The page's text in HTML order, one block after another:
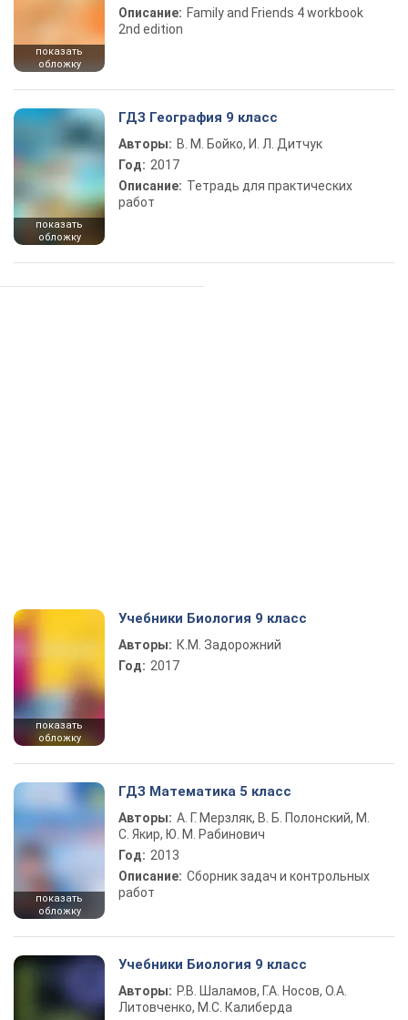
показать
обложку
Описание: Family and Friends 4 workbook
2nd edition
показать
обложку
ГДЗ География 9 класс
Авторы: В. М. Бойко, И. Л. Дитчук
Год: 2017
Описание: Тетрадь для практических
работ
показать
обложку
Учебники Биология 9 класс
Авторы: К.М. Задорожний
Год: 2017
показать
обложку
ГДЗ Математика 5 класс
Авторы: А. Г. Мерзляк, В. Б. Полонский, М.
С. Якир, Ю. М. Рабинович
Год: 2013
Описание: Сборник задач и контрольных
работ
Учебники Биология 9 класс
Авторы: Р.В. Шаламов, Г.А. Носов, О.А.
Литовченко, М.С. Калиберда